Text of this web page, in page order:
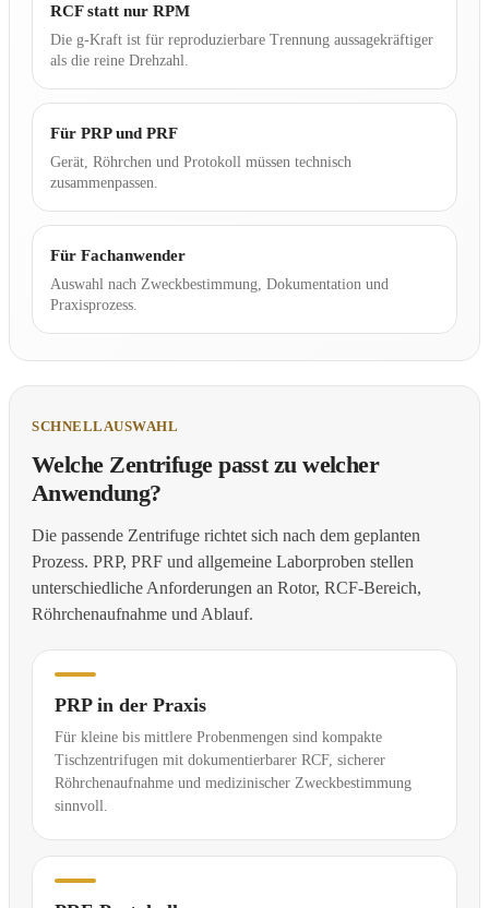
RCF statt nur RPM
Die g-Kraft ist für reproduzierbare Trennung aussagekräftiger
als die reine Drehzahl.
Für PRP und PRF
Gerät, Röhrchen und Protokoll müssen technisch
zusammenpassen.
Für Fachanwender
Auswahl nach Zweckbestimmung, Dokumentation und
Praxisprozess.
SCHNELLAUSWAHL
Welche Zentrifuge passt zu welcher
Anwendung?
Die passende Zentrifuge richtet sich nach dem geplanten
Prozess. PRP, PRF und allgemeine Laborproben stellen
unterschiedliche Anforderungen an Rotor, RCF-Bereich,
Röhrchenaufnahme und Ablauf.
PRP in der Praxis
Für kleine bis mittlere Probenmengen sind kompakte
Tischzentrifugen mit dokumentierbarer RCF, sicherer
Röhrchenaufnahme und medizinischer Zweckbestimmung
sinnvoll.